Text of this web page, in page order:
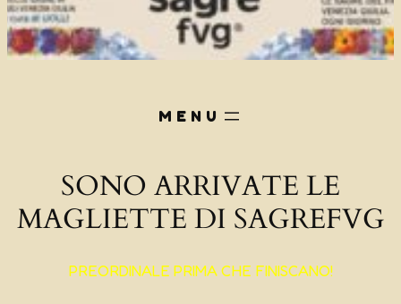
SONO ARRIVATE LE
MAGLIETTE DI SAGREFVG
PREORDINALE PRIMA CHE FINISCANO!